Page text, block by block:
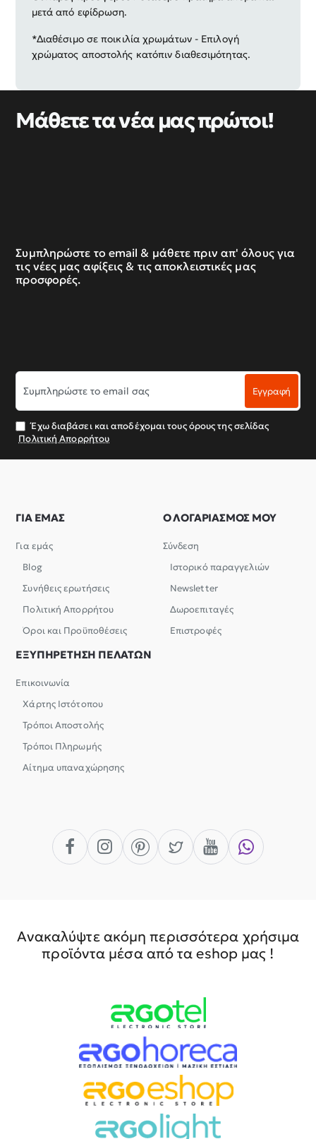
μετά από εφίδρωση.
*Διαθέσιμο σε ποικιλία χρωμάτων - Επιλογή
χρώματος αποστολής κατόπιν διαθεσιμότητας.
Μάθετε τα νέα μας πρώτοι!
Συμπληρώστε το email & μάθετε πριν απ' όλους για
τις νέες μας αφίξεις & τις αποκλειστικές μας
προσφορές.
Συμπληρώστε
το
email
σας
Εγγραφή
Έχω διαβάσει και αποδέχομαι τους όρους της σελίδας
Πολιτική Απορρήτου
ΓΙΑ ΕΜΑΣ
Για εμάς
Blog
Συνήθεις ερωτήσεις
Πολιτική Απορρήτου
Όροι και Προϋποθέσεις
Ο ΛΟΓΑΡΙΑΣΜΟΣ ΜΟΥ
Σύνδεση
Ιστορικό παραγγελιών
Newsletter
Δωροεπιταγές
Επιστροφές
ΕΞΥΠΗΡΕΤΗΣΗ ΠΕΛΑΤΩΝ
Επικοινωνία
Χάρτης Ιστότοπου
Τρόποι Αποστολής
Τρόποι Πληρωμής
Αίτημα υπαναχώρησης
Ανακαλύψτε ακόμη περισσότερα χρήσιμα
προϊόντα μέσα από τα eshop μας !